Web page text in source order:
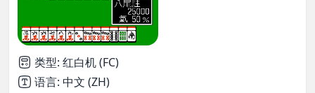
类型: 红白机 (FC)
语言: 中文 (ZH)